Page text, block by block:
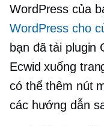
WordPress của
WordPress cho
bạn đã tải plugin
Ecwid xuống
có thể thêm nút
các hướng dẫn